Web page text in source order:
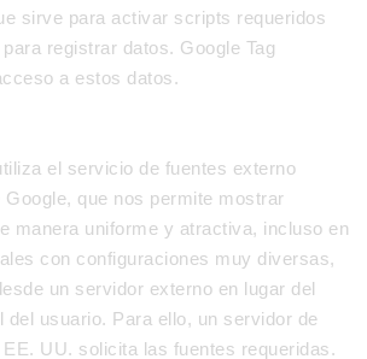
sirve para activar scripts requeridos
registrar datos. Google Tag
a estos datos.
el servicio de fuentes externo
Google, que nos permite mostrar
manera uniforme y atractiva, incluso en
con configuraciones muy diversas,
un servidor externo en lugar del
del usuario. Para ello, un servidor de
UU. solicita las fuentes requeridas.